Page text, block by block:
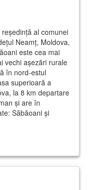
al comunei
Neamţ, Moldova,
este cea mai
vechi aşezări rurale
în nord-estul
superioară a
la 8 km departare
şi are în
Săbăoani şi